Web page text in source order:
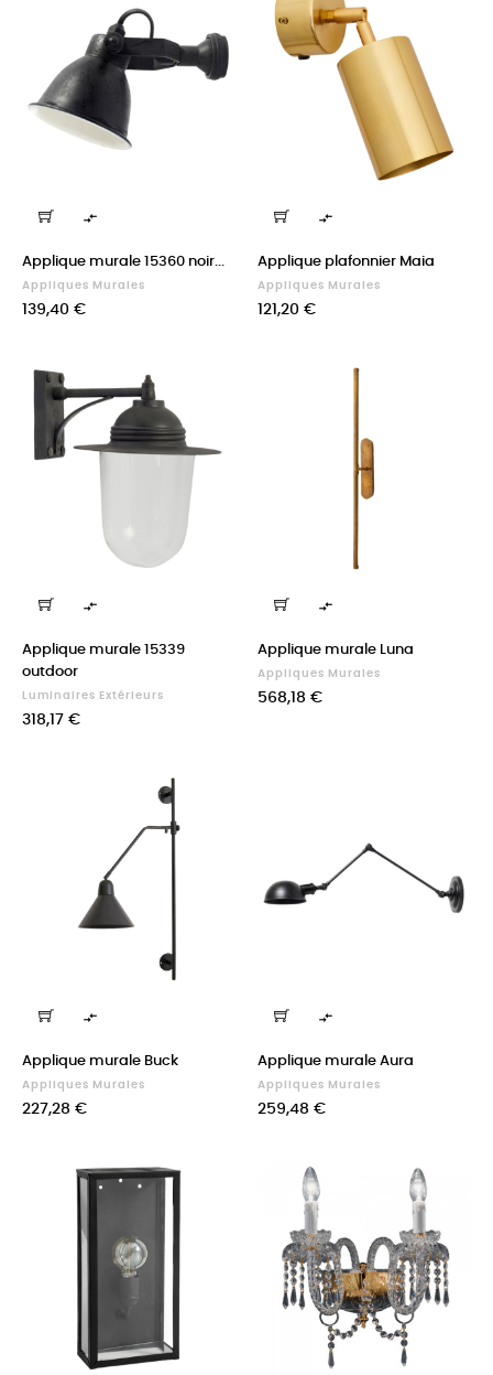

Applique murale 15360 noir...
Appliques Murales
Prix
139,40 €

Applique plafonnier Maia
Appliques Murales
Prix
121,20 €

Applique murale 15339
outdoor
Luminaires Extérieurs
Prix
318,17 €

Applique murale Luna
Appliques Murales
Prix
568,18 €

Applique murale Buck
Appliques Murales
Prix
227,28 €

Applique murale Aura
Appliques Murales
Prix
259,48 €